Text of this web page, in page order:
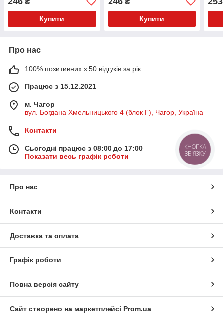
Купити Купити
Про нас
100% позитивних з 50 відгуків за рік
Працює з 15.12.2021
м. Чагор
вул. Богдана Хмельницького 4 (блок Г), Чагор, Україна
Контакти
Сьогодні працює з 08:00 до 17:00
Показати весь графік роботи
Про нас
Контакти
Доставка та оплата
Графік роботи
Повна версія сайту
Сайт створено на маркетплейсі Prom.ua
КНОПКА
ЗВ'ЯЗКУ